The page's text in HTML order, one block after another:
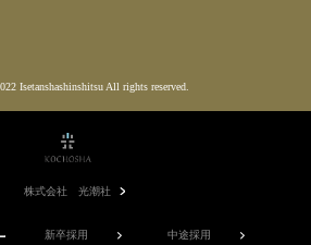
Isetanshashinshitsu All rights reserved.
株式会社 光潮社
新卒採用 中途採用